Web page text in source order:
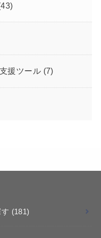
援ツール (7)
(181)